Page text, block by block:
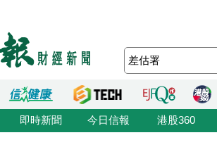
即時新聞 今日信報 港股360